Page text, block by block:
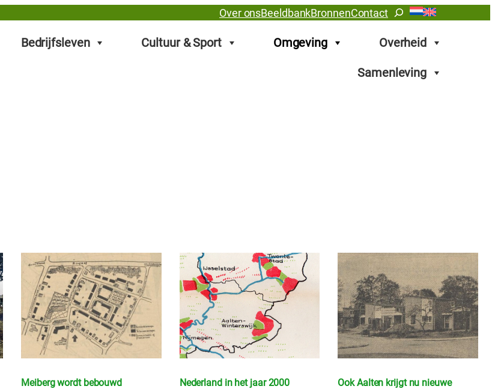
Over onsBeeldbankBronnenContactZoeken
Bedrijfsleven Cultuur & Sport Omgeving Overheid
Samenleving
Meiberg wordt bebouwd Nederland in het jaar 2000
Ook Aalten krijgt nu nieuwe